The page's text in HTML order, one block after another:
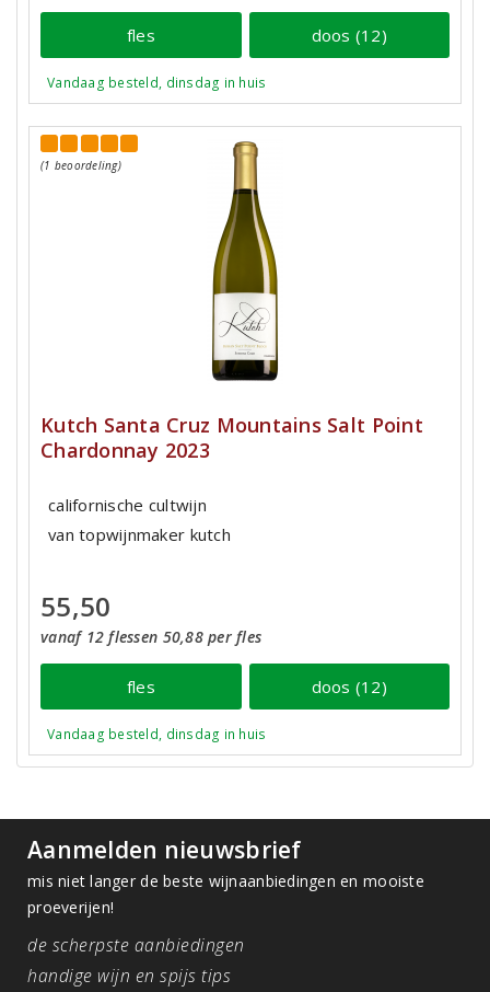
fles doos (12)
Vandaag besteld, dinsdag in huis
(1 beoordeling)
Kutch Santa Cruz Mountains Salt Point
Chardonnay 2023
californische cultwijn
van topwijnmaker kutch
55,50
vanaf 12 flessen 50,88 per fles
fles doos (12)
Vandaag besteld, dinsdag in huis
Aanmelden nieuwsbrief
mis niet langer de beste wijnaanbiedingen en mooiste
proeverijen!
de scherpste aanbiedingen
handige wijn en spijs tips